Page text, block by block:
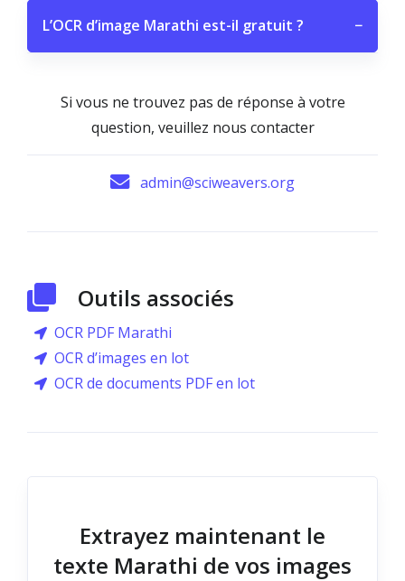
L’OCR d’image Marathi est-il gratuit ? −
Si vous ne trouvez pas de réponse à votre
question, veuillez nous contacter
admin@sciweavers.org
Outils associés
OCR PDF Marathi
OCR d’images en lot
OCR de documents PDF en lot
Extrayez maintenant le
texte Marathi de vos images